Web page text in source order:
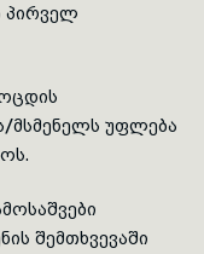
პირველ
მსმენელს უფლება
შემთხვევაში